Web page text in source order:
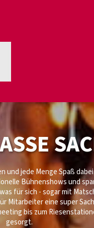
und jede Menge Spaß
Bühnenshows und
für sich - sogar mit
Mitarbeiter eine super
bis zum
gesorgt.